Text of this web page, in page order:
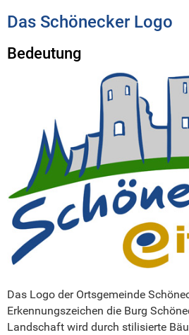
Das Schönecker Logo
Bedeutung
Das Logo der Ortsgemeinde
Erkennungszeichen die Burg
Landschaft wird durch stilisierte